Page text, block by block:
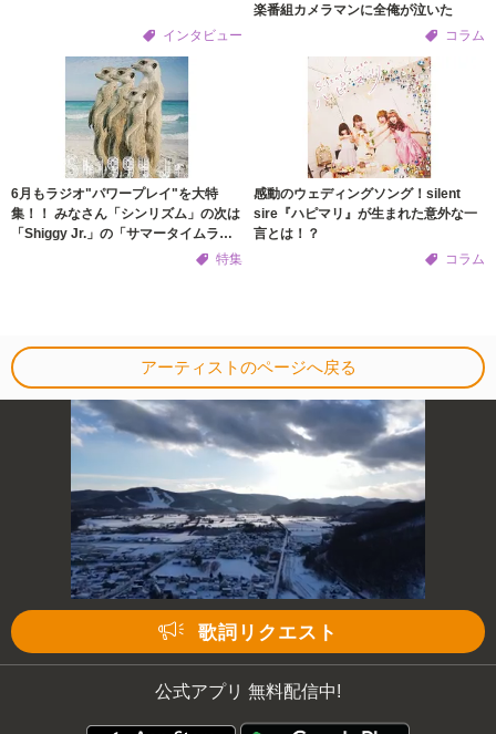
インタビュー
楽番組カメラマンに全俺が泣いた
コラム
6月もラジオ"パワープレイ"を大特
集！！ みなさん「シンリズム」の次は
「Shiggy Jr.」の「サマータイムラ
特集
感動のウェディングソング！silent
sire『ハピマリ』が生まれた意外な一
言とは！？
コラム
アーティストのページへ戻る
歌詞リクエスト
公式アプリ 無料配信中!